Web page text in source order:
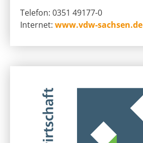
Telefon: 0351 49177-0
Internet: www.vdw-sachsen.de